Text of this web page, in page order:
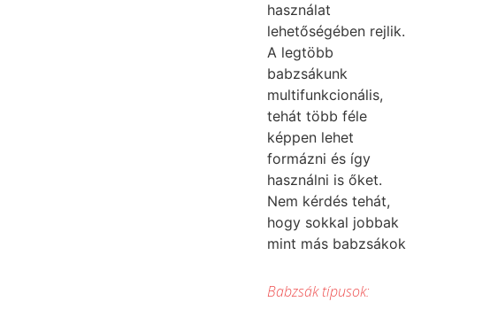
használat
lehetőségében rejlik.
A legtöbb
babzsákunk
multifunkcionális,
tehát több féle
képpen lehet
formázni és így
használni is őket.
Nem kérdés tehát,
hogy sokkal jobbak
mint más babzsákok
Babzsák típusok: